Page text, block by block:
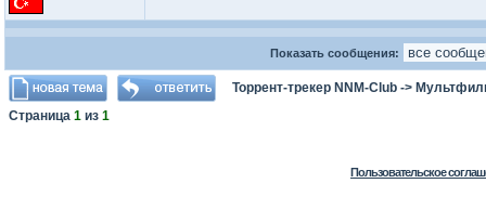
Показать сообщения:
Торрент-трекер NNM-Club ->
Страница 1 из 1
Пользовательское